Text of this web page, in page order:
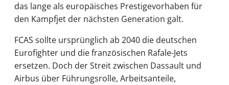
das lange als europäisches Prestigevorhaben für
den Kampfjet der nächsten Generation galt.
FCAS sollte ursprünglich ab 2040 die deutschen
Eurofighter und die französischen Rafale-Jets
ersetzen. Doch der Streit zwischen Dassault und
Airbus über Führungsrolle, Arbeitsanteile,